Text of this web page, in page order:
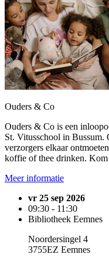
Ouders & Co
Ouders & Co is een
St. Vitusschool in Bussum.
verzorgers elkaar
koffie of thee drinken.
Meer informatie
vr 25 sep 2026
09:30 - 11:30
Bibliotheek Eemnes
Noordersingel 4
3755EZ Eemnes